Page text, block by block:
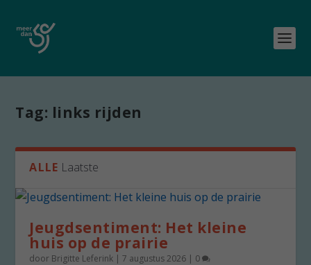
Tag: links rijden
ALLE Laatste
Jeugdsentiment: Het kleine
huis op de prairie
door Brigitte Leferink |7 augustus 2026 | 0